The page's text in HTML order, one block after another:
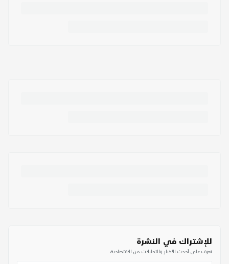
للإشتراك في النشرة
تعرف على أحدث الأخبار والتحليلات من الاقتصادية